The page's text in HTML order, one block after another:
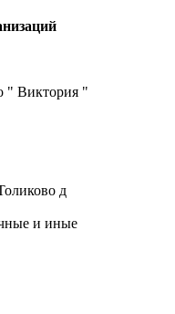
" Виктория "
Толиково д
и иные